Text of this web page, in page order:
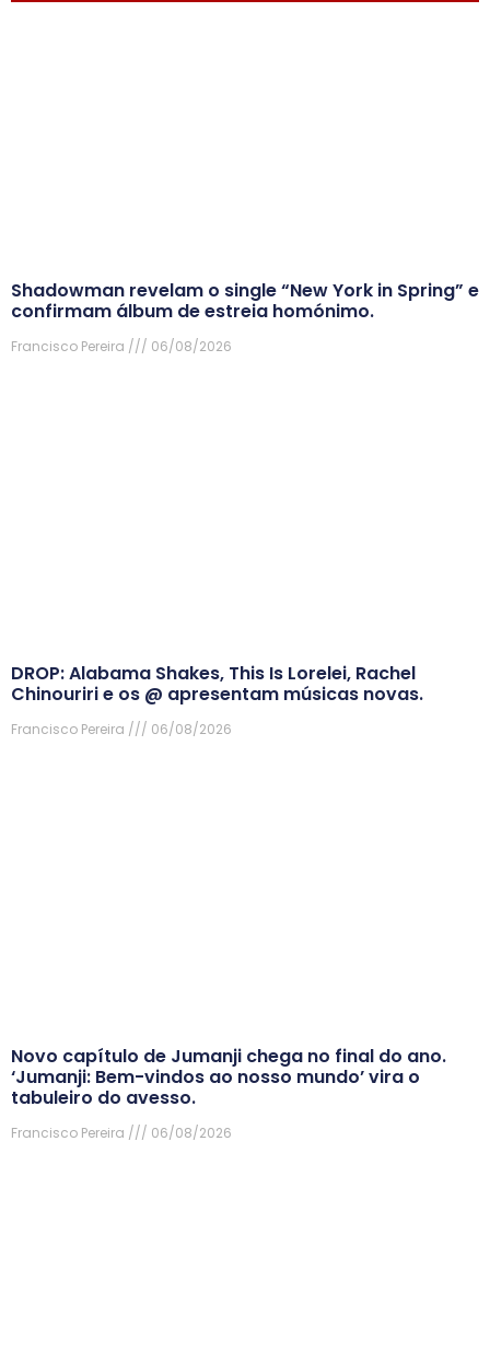
Shadowman revelam o single “New York in Spring” e
confirmam álbum de estreia homónimo.
Francisco Pereira 06/08/2026
DROP: Alabama Shakes, This Is Lorelei, Rachel
Chinouriri e os @ apresentam músicas novas.
Francisco Pereira 06/08/2026
Novo capítulo de Jumanji chega no final do ano.
‘Jumanji: Bem-vindos ao nosso mundo’ vira o
tabuleiro do avesso.
Francisco Pereira 06/08/2026